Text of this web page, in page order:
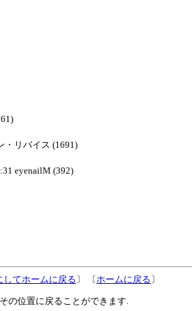
・リバイス (1691)
eyenailM (392)
てホームに戻る 〕 〔ホームに戻る 〕
の位置に戻ることができます.